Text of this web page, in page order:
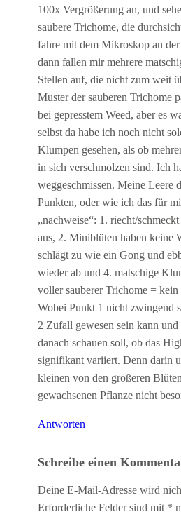
100x Vergrößerung an, und
saubere Trichome, die
fahre mit dem Mikroskop an
dann fallen mir mehrere
Stellen auf, die nicht zum weit
Muster der sauberen Trichome
bei gepresstem Weed, aber es
selbst da habe ich noch nicht
Klumpen gesehen, als ob
in sich verschmolzen sind. Ich
weggeschmissen. Meine Leere
Punkten, oder wie ich das für
„nachweise“: 1. riecht/
aus, 2. Miniblüten haben keine
schlägt zu wie ein Gong und
wieder ab und 4. matschige
voller sauberer Trichome = kein
Wobei Punkt 1 nicht zwingend
2 Zufall gewesen sein kann
danach schauen soll, ob das
signifikant variiert. Denn darin
kleinen von den größeren
gewachsenen Pflanze nicht
Antworten
Schreibe einen
Deine E-Mail-Adresse wird
Erforderliche Felder sind mit *